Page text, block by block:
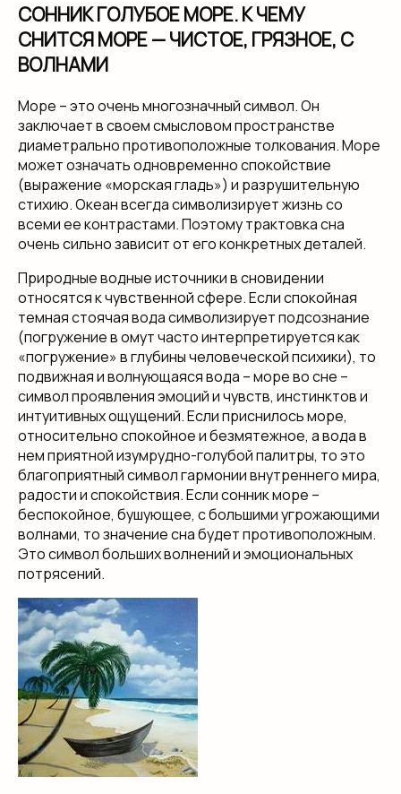
СОННИК ГОЛУБОЕ МОРЕ. К ЧЕМУ
СНИТСЯ МОРЕ — ЧИСТОЕ, ГРЯЗНОЕ, С
ВОЛНАМИ
Море – это очень многозначный символ. Он
заключает в своем смысловом пространстве
диаметрально противоположные толкования. Море
может означать одновременно спокойствие
(выражение «морская гладь») и разрушительную
стихию. Океан всегда символизирует жизнь со
всеми ее контрастами. Поэтому трактовка сна
очень сильно зависит от его конкретных деталей.
Природные водные источники в сновидении
относятся к чувственной сфере. Если спокойная
темная стоячая вода символизирует подсознание
(погружение в омут часто интерпретируется как
«погружение» в глубины человеческой психики), то
подвижная и волнующаяся вода – море во сне –
символ проявления эмоций и чувств, инстинктов и
интуитивных ощущений. Если приснилось море,
относительно спокойное и безмятежное, а вода в
нем приятной изумрудно-голубой палитры, то это
благоприятный символ гармонии внутреннего мира,
радости и спокойствия. Если сонник море –
беспокойное, бушующее, с большими угрожающими
волнами, то значение сна будет противоположным.
Это символ больших волнений и эмоциональных
потрясений.